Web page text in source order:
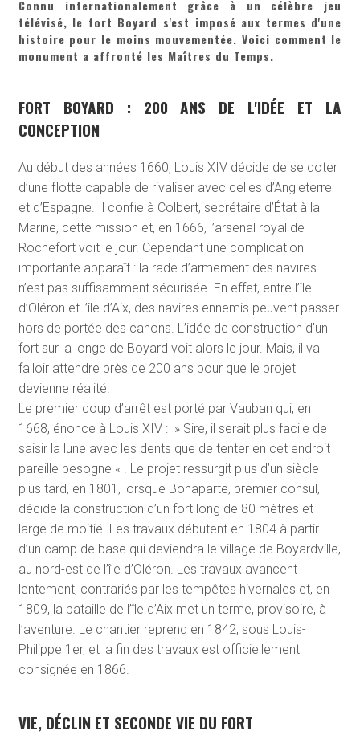
Connu internationalement grâce à un célèbre jeu
télévisé, le fort Boyard s'est imposé aux termes d'une
histoire pour le moins mouvementée. Voici comment le
monument a affronté les Maîtres du Temps.
FORT BOYARD : 200 ANS DE L'IDÉE ET LA
CONCEPTION
Au début des années 1660, Louis XIV décide de se doter
d’une flotte capable de rivaliser avec celles d’Angleterre
et d’Espagne. Il confie à Colbert, secrétaire d’État à la
Marine, cette mission et, en 1666, l’arsenal royal de
Rochefort voit le jour. Cependant une complication
importante apparaît : la rade d’armement des navires
n’est pas suffisamment sécurisée. En effet, entre l’île
d’Oléron et l’île d’Aix, des navires ennemis peuvent passer
hors de portée des canons. L’idée de construction d’un
fort sur la longe de Boyard voit alors le jour. Mais, il va
falloir attendre près de 200 ans pour que le projet
devienne réalité.
Le premier coup d’arrêt est porté par Vauban qui, en
1668, énonce à Louis XIV : » Sire, il serait plus facile de
saisir la lune avec les dents que de tenter en cet endroit
pareille besogne « . Le projet ressurgit plus d’un siècle
plus tard, en 1801, lorsque Bonaparte, premier consul,
décide la construction d’un fort long de 80 mètres et
large de moitié. Les travaux débutent en 1804 à partir
d’un camp de base qui deviendra le village de Boyardville,
au nord-est de l’île d’Oléron. Les travaux avancent
lentement, contrariés par les tempêtes hivernales et, en
1809, la bataille de l’île d’Aix met un terme, provisoire, à
l’aventure. Le chantier reprend en 1842, sous Louis-
Philippe 1 er, et la fin des travaux est officiellement
consignée en 1866.
VIE, DÉCLIN ET SECONDE VIE DU FORT